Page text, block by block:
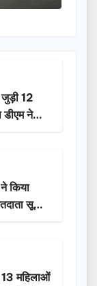
जुड़ी 12
डीएम ने
किया
सूची
13 महिलाओं